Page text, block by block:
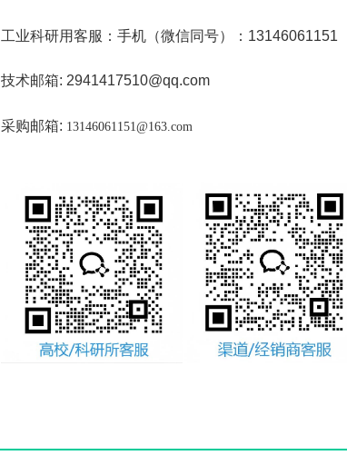
工业科研用客服：手机（微信同号）：13146061151
技术邮箱: 2941417510@qq.com
采购邮箱: 13146061151@163.com